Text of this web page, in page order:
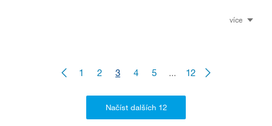
více
1 2 3 4 5 ... 12